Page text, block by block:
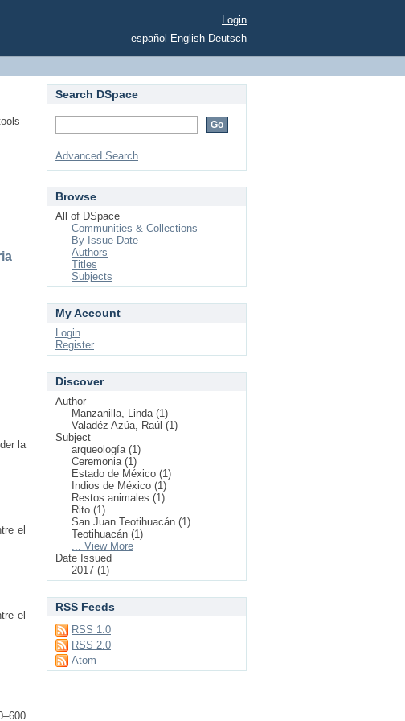
Login
español English Deutsch
la
el
el
Search DSpace
Advanced Search
Browse
All of DSpace
Communities & Collections
By Issue Date
Authors
Titles
Subjects
My Account
Login
Register
Discover
Author
Manzanilla, Linda (1)
Valadéz Azúa, Raúl (1)
Subject
arqueología (1)
Ceremonia (1)
Estado de México (1)
Indios de México (1)
Restos animales (1)
Rito (1)
San Juan Teotihuacán (1)
Teotihuacán (1)
... View More
Date Issued
2017 (1)
RSS Feeds
RSS 1.0
RSS 2.0
Atom